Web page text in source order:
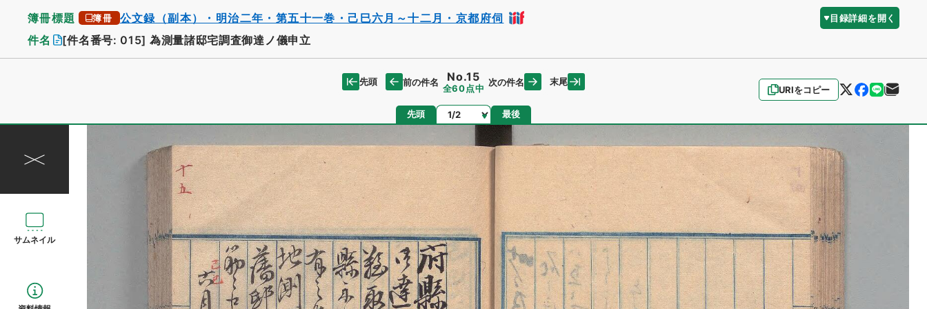
簿冊標題 簿冊 公文録（副本）・明治二年・第五十一巻・己巳六月～十二月・京都府伺 目録詳細を開く
件名 [件名番号: 015] 為測量諸邸宅調査御達ノ儀申立
URIをコピー
先頭 前の件名 No.15
全60点中
次の件名 末尾
先頭 ページ 最後
サムネイル